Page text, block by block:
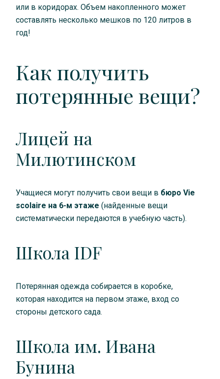
или в коридорах. Объем накопленного может
составлять несколько мешков по 120 литров в
год!
Как получить
потерянные вещи?
Лицей на
Милютинском
Учащиеся могут получить свои вещи в бюро Vie
scolaire на 6-м этаже (найденные вещи
систематически передаются в учебную часть).
Школа IDF
Потерянная одежда собирается в коробке,
которая находится на первом этаже, вход со
стороны детского сада.
Школа им. Ивана
Бунина